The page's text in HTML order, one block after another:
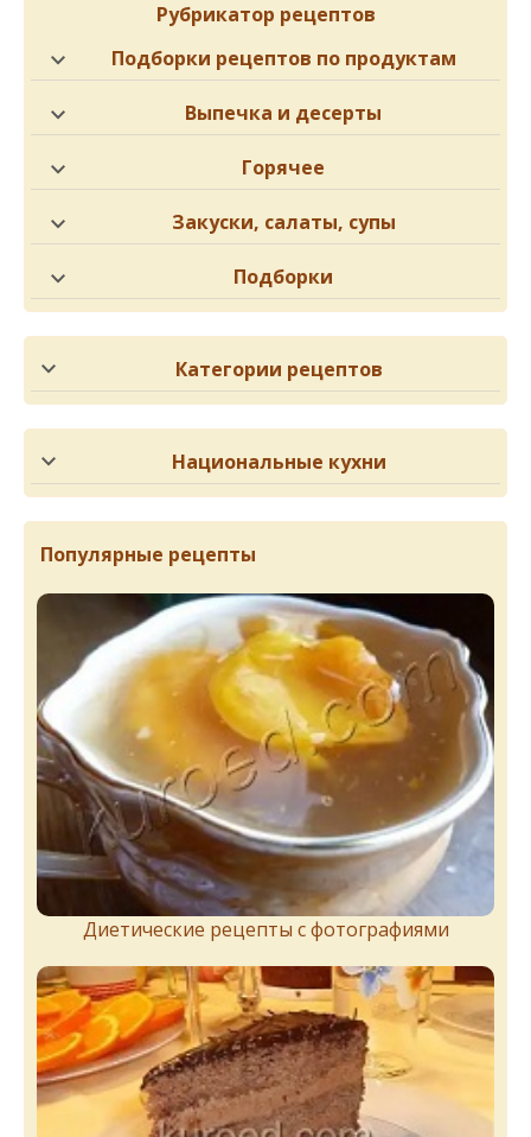
Рубрикатор рецептов
Подборки рецептов по продуктам
Выпечка и десерты
Горячее
Закуски, салаты, супы
Подборки
Категории рецептов
Национальные кухни
Популярные рецепты
Диетические рецепты с фотографиями